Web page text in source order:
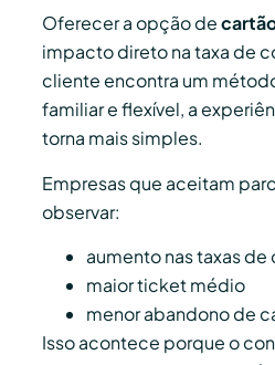
Oferecer a opção de
impacto direto na taxa de
cliente encontra um
familiar e flexível, a
torna mais simples.
Empresas que aceitam
observar:
aumento nas taxas de
maior ticket médio
menor abandono de
Isso acontece porque o